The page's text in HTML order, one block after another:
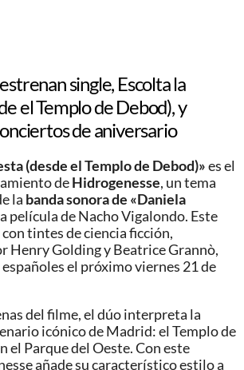
single, Escolta la
el Templo de Debod), y
de aniversario
(desde el Templo de Debod)»es el
deHidrogenesse, un tema
la banda sonora de «Daniela
película de Nacho Vigalondo. Este
tintes de ciencia ficción,
Henry Golding y Beatrice Grannò,
el próximo viernes 21 de
del filme, el dúo interpreta la
icónico de Madrid: el Templo de
el Parque del Oeste. Con este
añade su característico estilo a